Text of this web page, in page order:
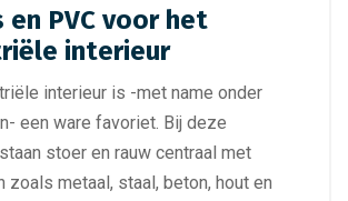
en PVC voor het
interieur
interieur is -met name onder
een ware favoriet. Bij deze
stoer en rauw centraal met
zoals metaal, staal, beton, hout en